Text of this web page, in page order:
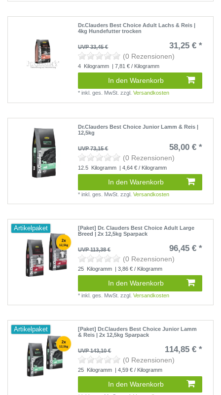
Dr.Clauders Best Choice Adult Lachs & Reis |
4kg Hundefutter trocken
UVP 33,45 € 31,25 € *
(0 Rezensionen)
4 Kilogramm | 7,81 € / Kilogramm
In den Warenkorb
*inkl. ges. MwSt. zzgl.Versandkosten
Dr.Clauders Best Choice Junior Lamm & Reis |
12,5kg
UVP 73,15 € 58,00 € *
(0 Rezensionen)
12.5 Kilogramm | 4,64 € / Kilogramm
In den Warenkorb
*inkl. ges. MwSt. zzgl.Versandkosten
Artikelpaket
[Paket] Dr. Clauders Best Choice Adult Large
Breed | 2x 12,5kg Sparpack
UVP 113,38 € 96,45 € *
(0 Rezensionen)
25 Kilogramm | 3,86 € / Kilogramm
In den Warenkorb
*inkl. ges. MwSt. zzgl.Versandkosten
Artikelpaket
[Paket] Dr.Clauders Best Choice Junior Lamm
& Reis | 2x 12,5kg Sparpack
UVP 143,10 € 114,85 € *
(0 Rezensionen)
25 Kilogramm | 4,59 € / Kilogramm
In den Warenkorb